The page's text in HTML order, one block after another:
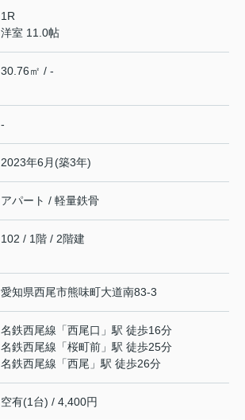
1R
洋室 11.0帖
30.76㎡ / -
-
2023年6月(築3年)
アパート / 軽量鉄骨
102 / 1階 / 2階建
愛知県西尾市熊味町大道南83-3
名鉄西尾線 「西尾口 」駅 徒歩16分
名鉄西尾線 「桜町前 」駅 徒歩25分
名鉄西尾線 「西尾 」駅 徒歩26分
空有(1台) / 4,400円